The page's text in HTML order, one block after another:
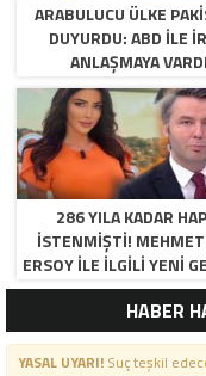
ARABULUCU ÜLKE
DUYURDU: ABD ILE
ANLAŞMAYA VARDI
286 YILA KADAR
ISTENMIŞTI!
ERSOY ILE ILGILI YENI
HABER
YASAL UYARI!Suç teşkil